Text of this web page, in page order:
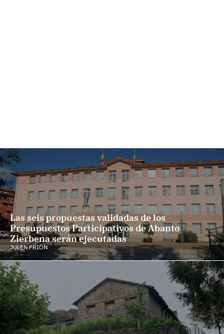
Las seis propuestas validadas de los
Presupuestos Participativos de Abanto
Zierbena serán ejecutadas
JULEN FRIÓN